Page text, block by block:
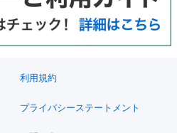
利用規約
プライバシーステートメント